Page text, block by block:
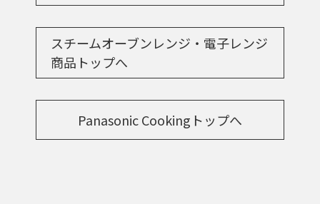
スチームオーブンレンジ・電子レンジ
商品トップへ
Panasonic Cookingトップへ